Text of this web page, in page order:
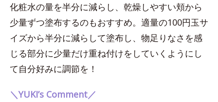
化粧水の量を半分に減らし、乾燥しやすい頬から
少量ずつ塗布するのもおすすめ。適量の100円玉サ
イズから半分に減らして塗布し、物足りなさを感
じる部分に少量だけ重ね付けをしていくようにし
て自分好みに調節を！
＼YUKI’s Comment／